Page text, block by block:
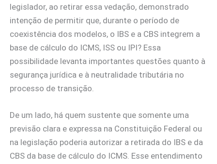
legislador, ao retirar essa vedação, demonstrado
intenção de permitir que, durante o período de
coexistência dos modelos, o IBS e a CBS integrem a
base de cálculo do ICMS, ISS ou IPI? Essa
possibilidade levanta importantes questões quanto à
segurança jurídica e à neutralidade tributária no
processo de transição.
De um lado, há quem sustente que somente uma
previsão clara e expressa na Constituição Federal ou
na legislação poderia autorizar a retirada do IBS e da
CBS da base de cálculo do ICMS. Esse entendimento